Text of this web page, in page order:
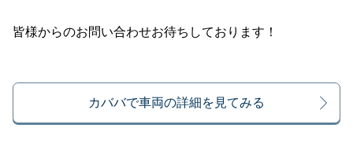
皆様からのお問い合わせお待ちしております！
カババで車両の詳細を見てみる